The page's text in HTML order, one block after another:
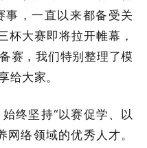
，一直以来都备受关
大赛即将拉开帷幕，
赛，我们特别整理了模
给大家。
终坚持“以赛促学、以
网络领域的优秀人才。